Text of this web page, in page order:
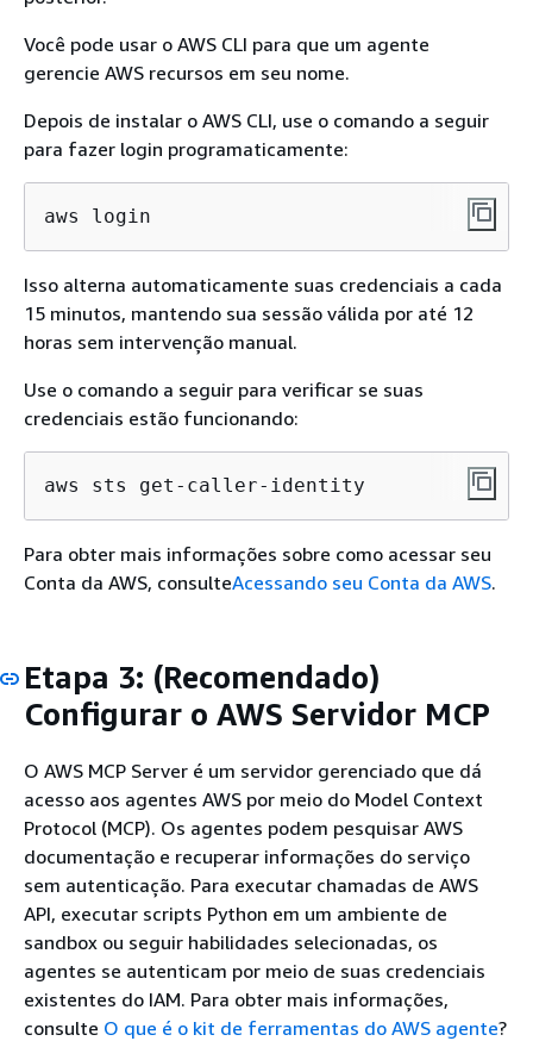
Você pode usar o AWS CLI para que um agente
gerencie AWS recursos em seu nome.
Depois de instalar o AWS CLI, use o comando a seguir
para fazer login programaticamente:
aws login
Isso alterna automaticamente suas credenciais a cada
15 minutos, mantendo sua sessão válida por até 12
horas sem intervenção manual.
Use o comando a seguir para verificar se suas
credenciais estão funcionando:
aws sts get-caller-identity
Para obter mais informações sobre como acessar seu
Conta da AWS, consulteAcessando seu Conta da AWS.
Etapa 3: (Recomendado)
Configurar o AWS Servidor MCP
O AWS MCP Server é um servidor gerenciado que dá
acesso aos agentes AWS por meio do Model Context
Protocol (MCP). Os agentes podem pesquisar AWS
documentação e recuperar informações do serviço
sem autenticação. Para executar chamadas de AWS
API, executar scripts Python em um ambiente de
sandbox ou seguir habilidades selecionadas, os
agentes se autenticam por meio de suas credenciais
existentes do IAM. Para obter mais informações,
consulte O que é o kit de ferramentas do AWS agente?